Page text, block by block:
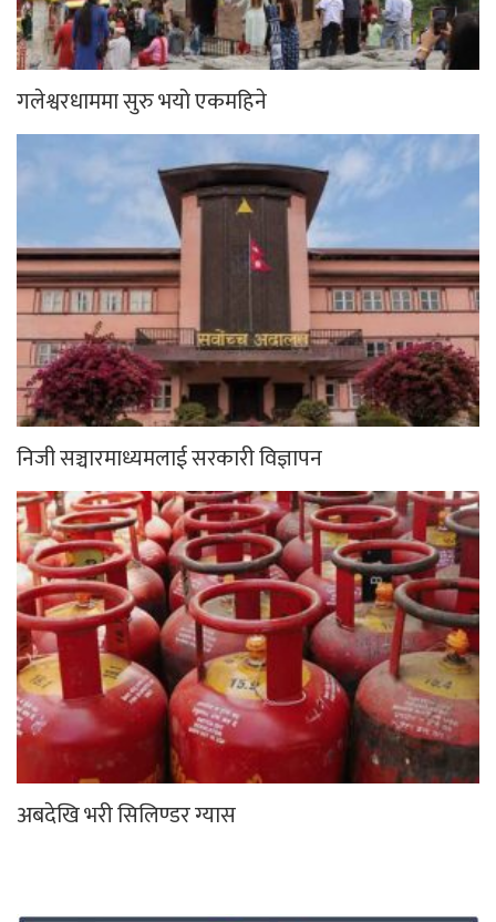
गलेश्वरधाममा सुरु भयो एकमहिने
निजी सञ्चारमाध्यमलाई सरकारी विज्ञापन
अबदेखि भरी सिलिण्डर ग्यास